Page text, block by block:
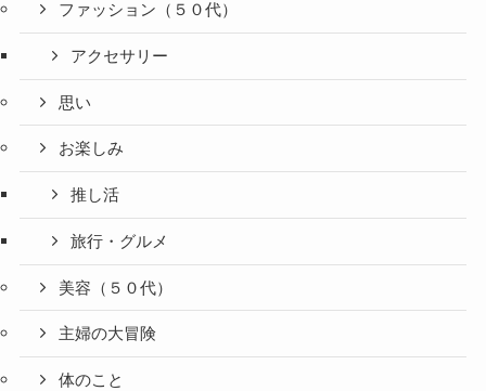
ファッション（５０代）
アクセサリー
思い
お楽しみ
推し活
旅行・グルメ
美容（５０代）
主婦の大冒険
体のこと